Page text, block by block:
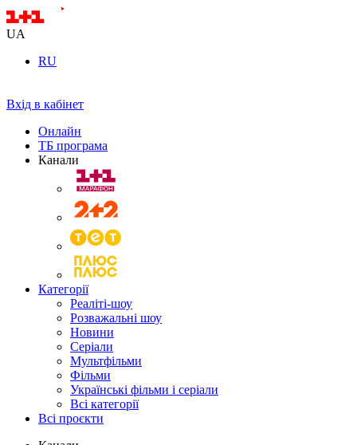
UA
RU
Вхід в кабінет
Онлайн
ТБ програма
Канали
Категорії
Реаліті-шоу
Розважальні шоу
Новини
Серіали
Мультфільми
Фільми
Українські фільми і серіали
Всі категорії
Всі проєкти